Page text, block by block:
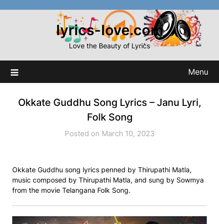
lyrics-love.com
Love the Beauty of Lyrics
Menu
Okkate Guddhu Song Lyrics – Janu Lyri,
Folk Song
Posted on March 10, 2023
Okkate Guddhu song lyrics penned by Thirupathi Matla,
music composed by Thirupathi Matla, and sung by Sowmya
from the movie Telangana Folk Song.